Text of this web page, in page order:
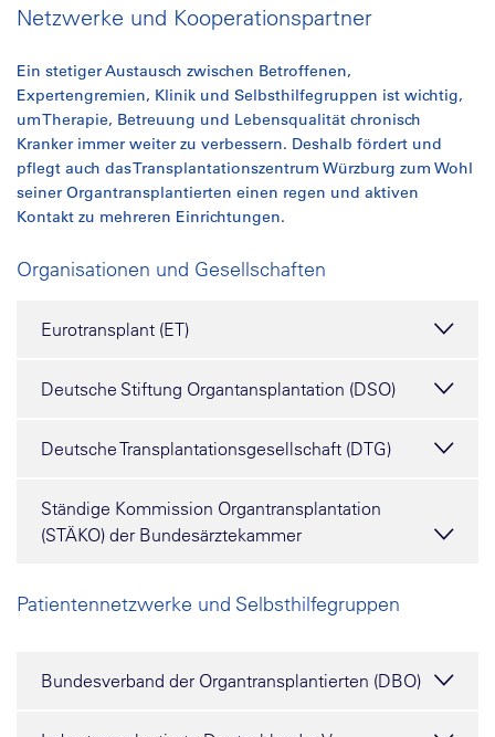
Netzwerke und Kooperationspartner
Ein stetiger Austausch zwischen Betroffenen,
Expertengremien, Klinik und Selbsthilfegruppen ist wichtig,
um Therapie, Betreuung und Lebensqualität chronisch
Kranker immer weiter zu verbessern. Deshalb fördert und
pflegt auch das Transplantationszentrum Würzburg zum Wohl
seiner Organtransplantierten einen regen und aktiven
Kontakt zu mehreren Einrichtungen.
Organisationen und Gesellschaften
Eurotransplant (ET)
Deutsche Stiftung Organtansplantation (DSO)
Deutsche Transplantationsgesellschaft (DTG)
Ständige Kommission Organtransplantation
(STÄKO) der Bundesärztekammer
Patientennetzwerke und Selbsthilfegruppen
Bundesverband der Organtransplantierten (DBO)